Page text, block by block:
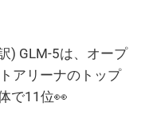
) GLM-5は、オープ
アリーナのトップ
で11位👀